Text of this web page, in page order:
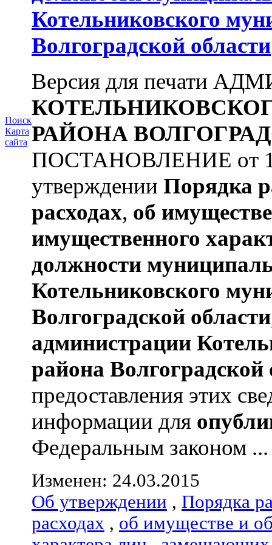
Поиск
Карта
сайта
Котельниковского
Волгоградской области
Версия для печати
РАЙОНА
ПОСТАНОВЛЕНИЕ от
утверждении Порядка
расходах, об
имущественного
должности
Котельниковского
Волгоградской области
администрации
района Волгоградской
предоставления этих
информации для
Федеральным законом ...
Изменен: 24.03.2015
Об утверждении , Порядка
расходах , об имуществе и